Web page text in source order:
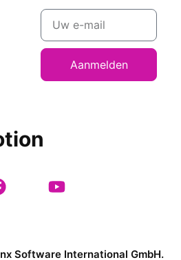
Aanmelden
Software International GmbH.